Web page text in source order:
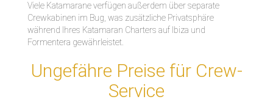
Viele Katamarane verfügen außerdem über separate
Crewkabinen im Bug, was zusätzliche Privatsphäre
während Ihres Katamaran Charters auf Ibiza und
Formentera gewährleistet.
Ungefähre Preise für Crew-
Service